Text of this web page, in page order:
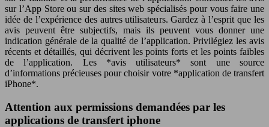
sur l’App Store ou sur des sites web spécialisés pour vous faire une
idée de l’expérience des autres utilisateurs. Gardez à l’esprit que les
avis peuvent être subjectifs, mais ils peuvent vous donner une
indication générale de la qualité de l’application. Privilégiez les avis
récents et détaillés, qui décrivent les points forts et les points faibles
de l’application. Les *avis utilisateurs* sont une source
d’informations précieuses pour choisir votre *application de transfert
iPhone*.
Attention aux permissions demandées par les
applications de transfert iphone